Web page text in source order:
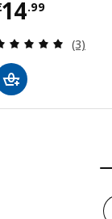
14.99€ 14.99
(3)